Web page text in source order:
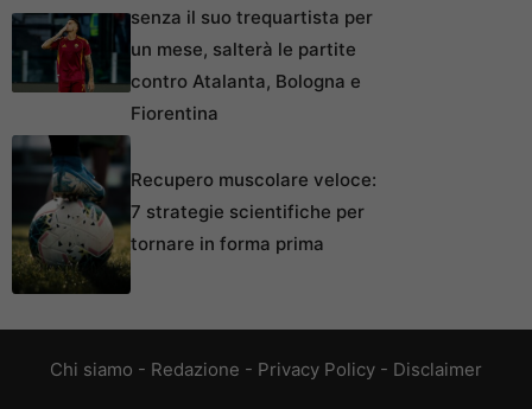
senza il suo trequartista per
un mese, salterà le partite
contro Atalanta, Bologna e
Fiorentina
Recupero muscolare veloce:
7 strategie scientifiche per
tornare in forma prima
Chi siamo - Redazione - Privacy Policy - Disclaimer